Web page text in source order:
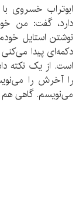
ابوتراب خسروی
دارد، گفت: من
نوشتن استایل
دکمه‌ای پیدا
است. از یک نکته
را آخرش را
می‌نویسم. گاهی